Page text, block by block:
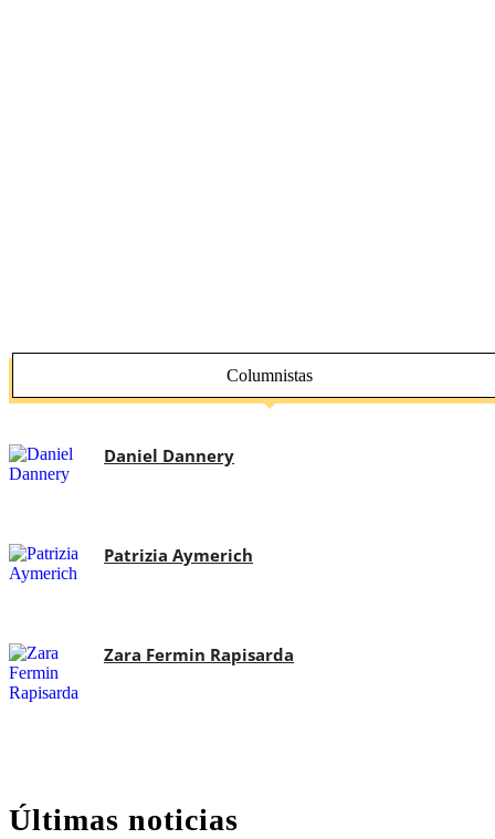
Columnistas
Daniel Dannery
Patrizia Aymerich
Zara Fermin Rapisarda
Últimas noticias